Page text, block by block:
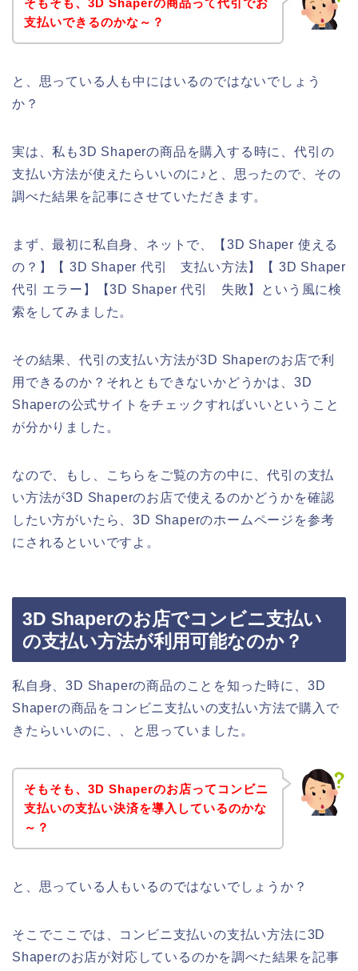
そもそも、3D Shaperの商品って代引でお
支払いできるのかな～？
と、思っている人も中にはいるのではないでしょう
か？
実は、私も3D Shaperの商品を購入する時に、代引の
支払い方法が使えたらいいのに♪と、思ったので、その
調べた結果を記事にさせていただきます。
まず、最初に私自身、ネットで、【3D Shaper 使える
の？】【 3D Shaper 代引 支払い方法】【 3D Shaper
代引 エラー】【3D Shaper 代引 失敗】という風に検
索をしてみました。
その結果、代引の支払い方法が3D Shaperのお店で利
用できるのか？それともできないかどうかは、3D
Shaperの公式サイトをチェックすればいいということ
が分かりました。
なので、もし、こちらをご覧の方の中に、代引の支払
い方法が3D Shaperのお店で使えるのかどうかを確認
したい方がいたら、3D Shaperのホームページを参考
にされるといいですよ。
3D Shaperのお店でコンビニ支払い
の支払い方法が利用可能なのか？
私自身、3D Shaperの商品のことを知った時に、3D
Shaperの商品をコンビニ支払いの支払い方法で購入で
きたらいいのに、、と思っていました。
そもそも、3D Shaperのお店ってコンビニ
支払いの支払い決済を導入しているのかな
～？
と、思っている人もいるのではないでしょうか？
そこでここでは、コンビニ支払いの支払い方法に3D
Shaperのお店が対応しているのかを調べた結果を記事